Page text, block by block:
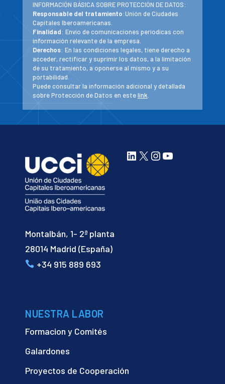
INFORMACIÓN BÁSICA SOBRE PROTECCIÓN DE DATOS:
Responsable del tratamiento:Unión de Ciudades
Capitales Iberoamericanas.
Finalidad: Envío de comunicaciones periodicas con
información relevante de la empresa.
Derechos: En las condiciones legales, tiene derecho a
acceder, rectificar y suprimir los datos, a la limitación
de su tratamiento, a oponerse al mismo y a su
portabilidad.
Puede consultar la información adicional y detallada
sobre Protección de Datos en estelink.
Montalbán, 1- 2ª planta
28014 Madrid (España)
+34 915 889 693
LinkedIn
X Instagram
YouTube
NUESTRA LABOR
Formacion y Comités
Galardones
Proyectos de Cooperación